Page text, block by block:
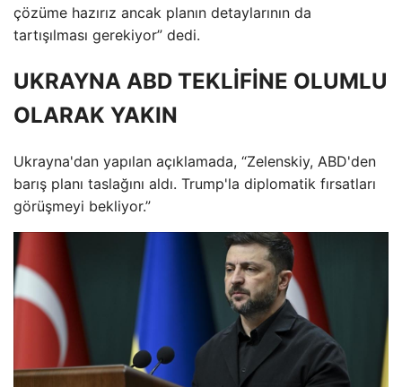
çözüme hazırız ancak planın detaylarının da
tartışılması gerekiyor” dedi.
UKRAYNA ABD TEKLİFİNE OLUMLU
OLARAK YAKIN
Ukrayna'dan yapılan açıklamada, “Zelenskiy, ABD'den
barış planı taslağını aldı. Trump'la diplomatik fırsatları
görüşmeyi bekliyor.”